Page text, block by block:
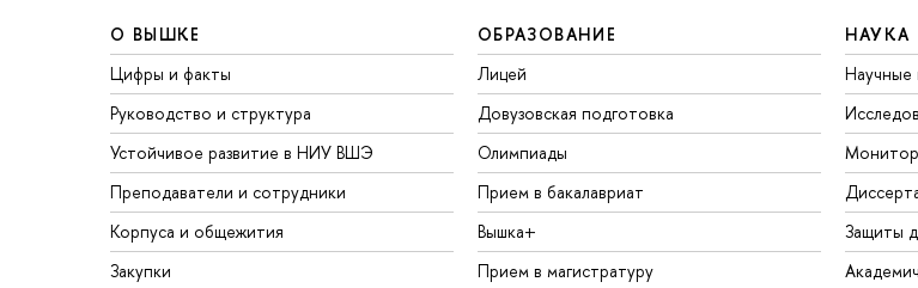
О ВЫШКЕ
Цифры и факты
Руководство и структура
Устойчивое развитие в НИУ ВШЭ
Преподаватели и сотрудники
Корпуса и общежития
Закупки
ОБРАЗОВАНИЕ
Лицей
Довузовская подготовка
Олимпиады
Прием в бакалавриат
Вышка+
Прием в магистратуру
НАУКА
Научные
Защиты